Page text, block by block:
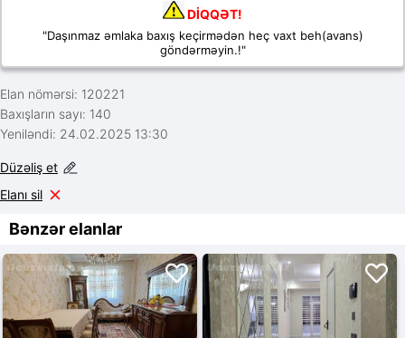
DİQQƏT!
"Daşınmaz əmlaka baxış keçirmədən heç vaxt beh(avans)
göndərməyin.!"
Elan nömərsi: 120221
Baxışların sayı: 140
Yeniləndi: 24.02.2025 13:30
Düzəliş et
Elanı sil
Bənzər elanlar